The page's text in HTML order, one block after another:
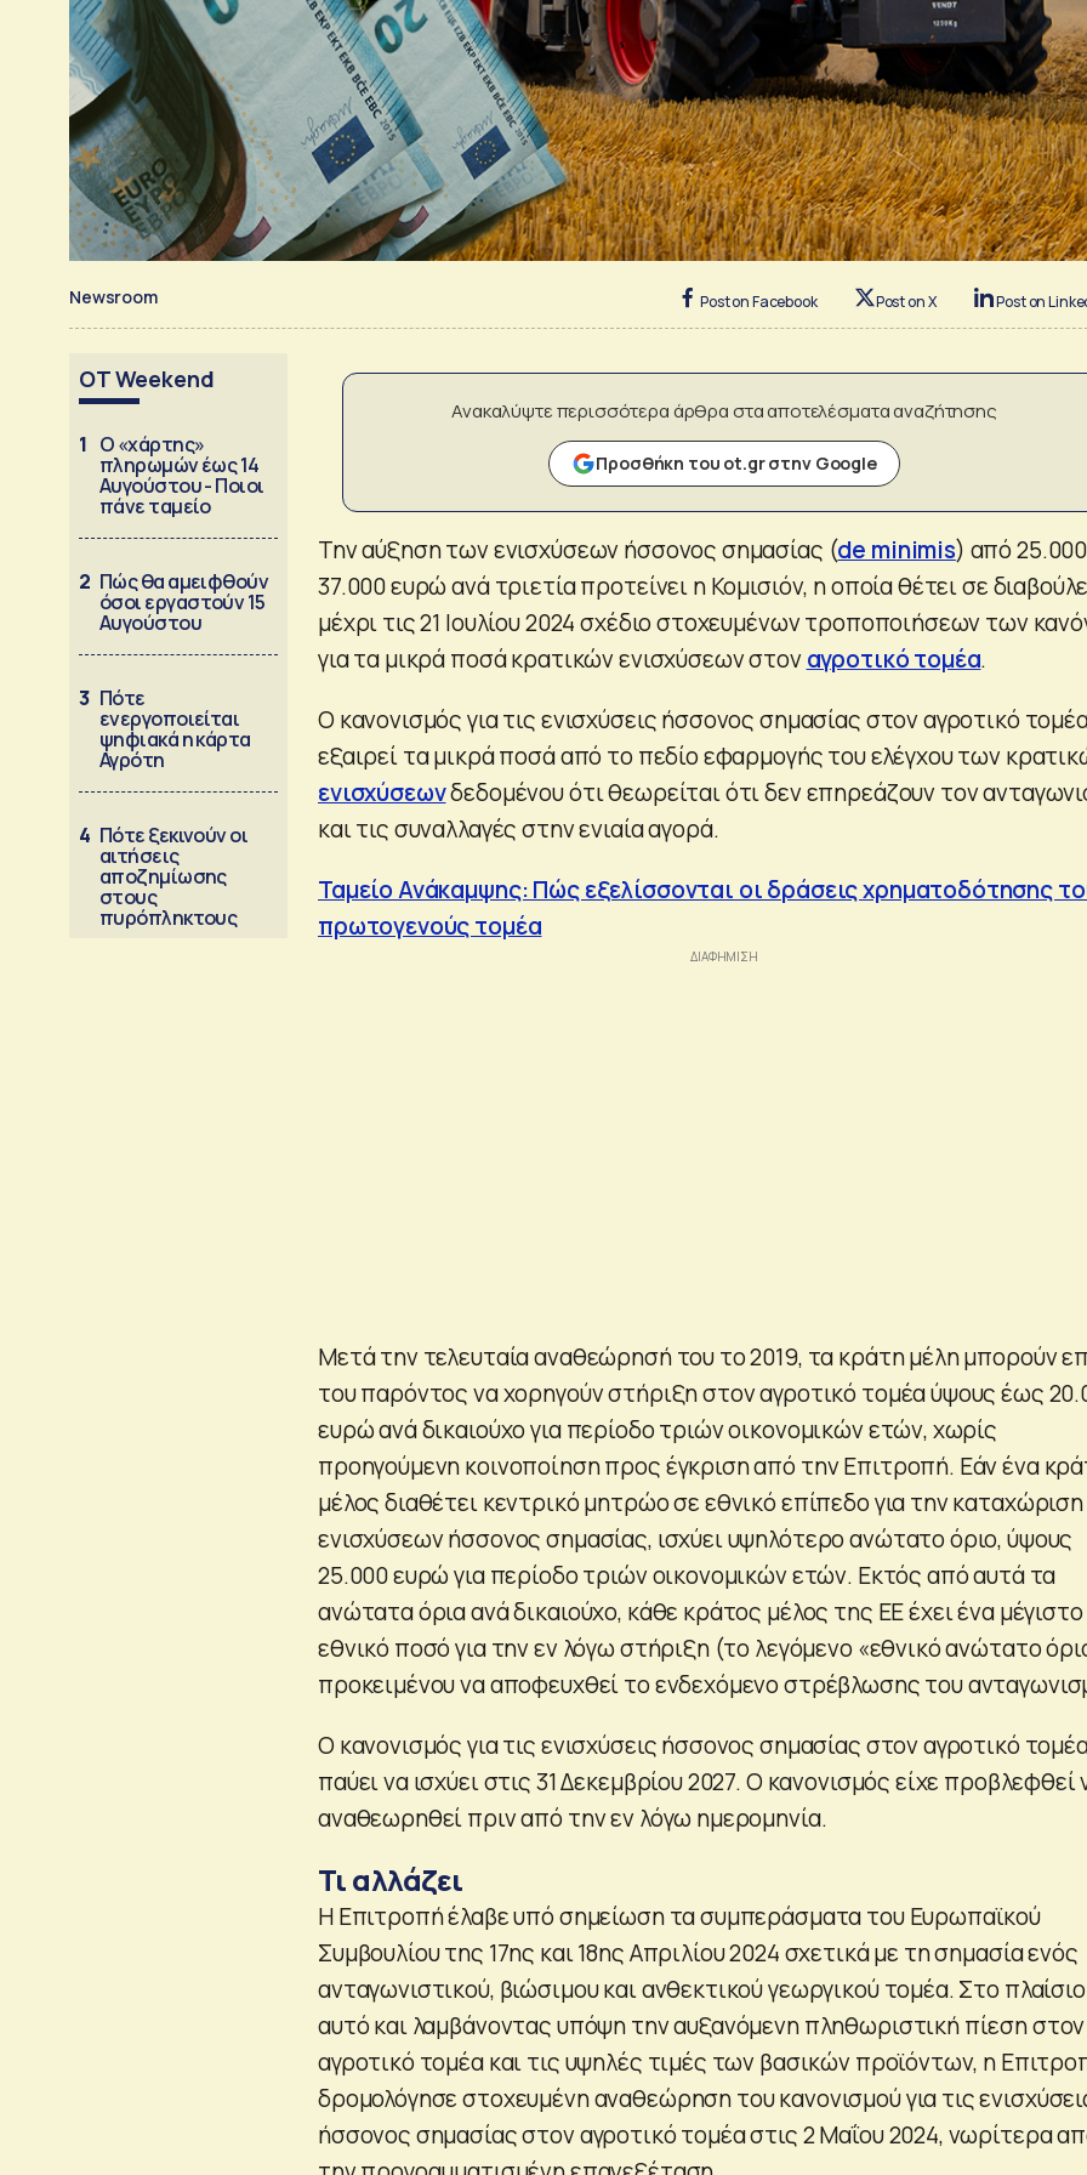
Newsroom Post on Facebook Post on X Post on
OT Weekend
1 Ο «χάρτης»
πληρωμών έως 14
Αυγούστου - Ποιοι
πάνε ταμείο
2 Πώς θα αμειφθούν
όσοι εργαστούν 15
Αυγούστου
3 Πότε
ενεργοποιείται
ψηφιακά η κάρτα
Αγρότη
4 Πότε ξεκινούν οι
αιτήσεις
αποζημίωσης
στους
πυρόπληκτους
Ανακαλύψτε περισσότερα άρθρα στα αποτελέσματα αναζήτησης
Προσθήκη του ot.gr στην Google
Την αύξηση των ενισχύσεων ήσσονος σημασίας (de minimis) από
37.000 ευρώ ανά τριετία προτείνει η Κομισιόν, η οποία θέτει σε
μέχρι τις 21 Ιουλίου 2024 σχέδιο στοχευμένων τροποποιήσεων των
για τα μικρά ποσά κρατικών ενισχύσεων στον αγροτικό τομέα.
Ο κανονισμός για τις ενισχύσεις ήσσονος σημασίας στον αγροτικό
εξαιρεί τα μικρά ποσά από το πεδίο εφαρμογής του ελέγχου των
ενισχύσεωνδεδομένου ότι θεωρείται ότι δεν επηρεάζουν τον
και τις συναλλαγές στην ενιαία αγορά.
Ταμείο Ανάκαμψης: Πώς εξελίσσονται οι δράσεις χρηματοδότησης
πρωτογενούς τομέα
Μετά την τελευταία αναθεώρησή του το 2019, τα κράτη μέλη μπορούν
του παρόντος να χορηγούν στήριξη στον αγροτικό τομέα ύψους έως
ευρώ ανά δικαιούχο για περίοδο τριών οικονομικών ετών, χωρίς
προηγούμενη κοινοποίηση προς έγκριση από την Επιτροπή. Εάν ένα
μέλος διαθέτει κεντρικό μητρώο σε εθνικό επίπεδο για την καταχώριση
ενισχύσεων ήσσονος σημασίας, ισχύει υψηλότερο ανώτατο όριο, ύψους
25.000 ευρώ για περίοδο τριών οικονομικών ετών. Εκτός από αυτά τα
ανώτατα όρια ανά δικαιούχο, κάθε κράτος μέλος της ΕΕ έχει ένα μέγιστο
εθνικό ποσό για την εν λόγω στήριξη (το λεγόμενο «εθνικό ανώτατο
προκειμένου να αποφευχθεί το ενδεχόμενο στρέβλωσης του
Ο κανονισμός για τις ενισχύσεις ήσσονος σημασίας στον αγροτικό
παύει να ισχύει στις 31 Δεκεμβρίου 2027. Ο κανονισμός είχε προβλεφθεί
αναθεωρηθεί πριν από την εν λόγω ημερομηνία.
Τι αλλάζει
Η Επιτροπή έλαβε υπό σημείωση τα συμπεράσματα του Ευρωπαϊκού
Συμβουλίου της 17ης και 18ης Απριλίου 2024 σχετικά με τη σημασία ενός
ανταγωνιστικού, βιώσιμου και ανθεκτικού γεωργικού τομέα. Στο πλαίσιο
αυτό και λαμβάνοντας υπόψη την αυξανόμενη πληθωριστική πίεση στον
αγροτικό τομέα και τις υψηλές τιμές των βασικών προϊόντων, η
δρομολόγησε στοχευμένη αναθεώρηση του κανονισμού για τις
ήσσονος σημασίας στον αγροτικό τομέα στις 2 Μαΐου 2024, νωρίτερα